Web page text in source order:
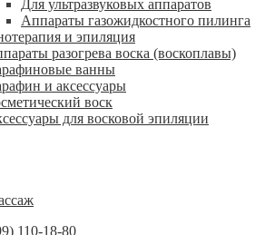
Для ультразвуковых аппаратов
Аппараты газожидкостного пилинга
и эпиляция
разогрева воска (воскоплавы)
ванны
и аксессуары
воск
для восковой эпиляции
110-18-80